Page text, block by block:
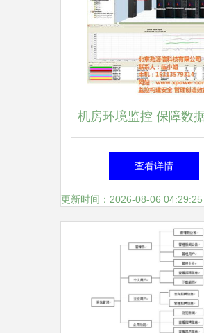
机房环境监控 保障数
稳定运行的关键
查看详情
更新时间：2026-08-06 04:29:25